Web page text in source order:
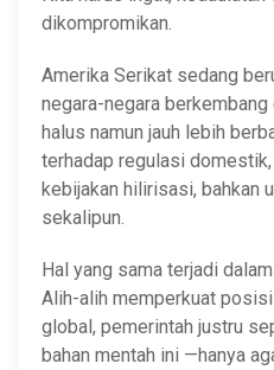
dikompromikan.
Amerika Serikat sedang
negara-negara
halus namun jauh lebih
terhadap regulasi
kebijakan hilirisasi, bahkan
sekalipun.
Hal yang sama terjadi
Alih-alih memperkuat
global, pemerintah justru
bahan mentah ini —hanya